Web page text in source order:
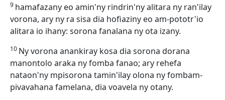
9 hamafazany eo amin'ny rindrin'ny alitara ny ran'ilay
vorona, ary ny ra sisa dia hofiaziny eo am-pototr'io
alitara io ihany: sorona fanalana ny ota izany.
10 Ny vorona anankiray kosa dia sorona dorana
manontolo araka ny fomba fanao; ary rehefa
nataon'ny mpisorona tamin'ilay olona ny fombam-
pivavahana famelana, dia voavela ny otany.